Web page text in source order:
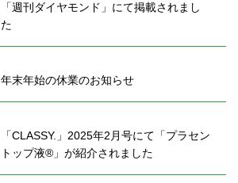
乳酸菌
正官庄：紅蔘
サステナビリ
お問い合わせ
「週刊ダイヤモンド」にて掲載されまし
た
年末年始の休業のお知らせ
「CLASSY.」2025年2月号にて「プラセン
トップ液®」が紹介されました